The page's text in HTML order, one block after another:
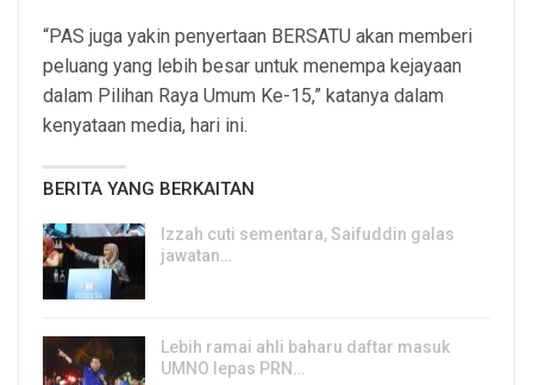
“PAS juga yakin penyertaan BERSATU akan memberi
peluang yang lebih besar untuk menempa kejayaan
dalam Pilihan Raya Umum Ke-15,” katanya dalam
kenyataan media, hari ini.
BERITA YANG BERKAITAN
Izzah cuti sementara, Saifuddin galas
jawatan…
Lebih ramai ahli baharu daftar masuk
UMNO lepas PRN…